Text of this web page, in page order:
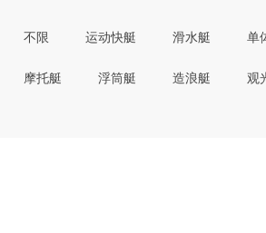
不限 运动快艇 滑水艇 单
摩托艇 浮筒艇 造浪艇 观